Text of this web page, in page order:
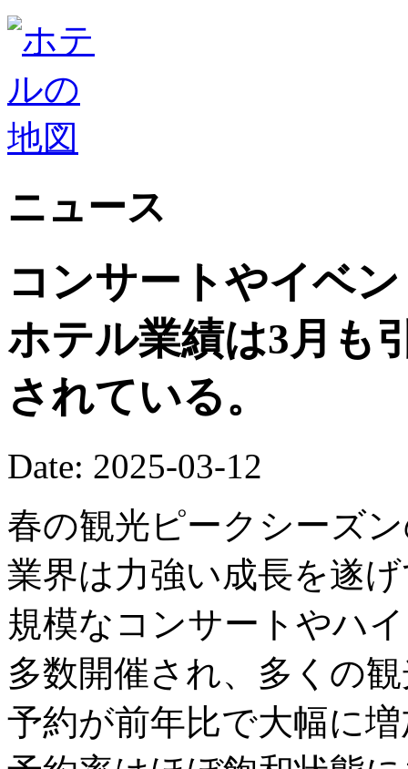
ニュース
コンサートやイベ
ホテル業績は3月も
されている。
Date: 2025-03-12
春の観光ピークシーズ
業界は力強い成長を遂
規模なコンサートやハ
多数開催され、多くの
予約が前年比で大幅に